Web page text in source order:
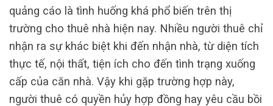
quảng cáo là tình huống khá phổ biến trên thị
trường cho thuê nhà hiện nay. Nhiều người thuê chỉ
nhận ra sự khác biệt khi đến nhận nhà, từ diện tích
thực tế, nội thất, tiện ích cho đến tình trạng xuống
cấp của căn nhà. Vậy khi gặp trường hợp này,
người thuê có quyền hủy hợp đồng hay yêu cầu bồi